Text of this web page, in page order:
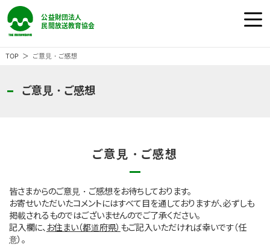
ホーム
民教協の『番組』
民教協とは
ご意見・ご感想
TOP ご意見・ご感想
ご意見・ご感想
ご意見・ご感想
皆さまからのご意見・ご感想をお待ちしております。
お寄せいただいたコメントにはすべて目を通しておりますが、必ずしも
掲載されるものではございませんのでご了承ください。
記入欄に、 お住まい（都道府県） もご記入いただければ幸いです（任
意）。